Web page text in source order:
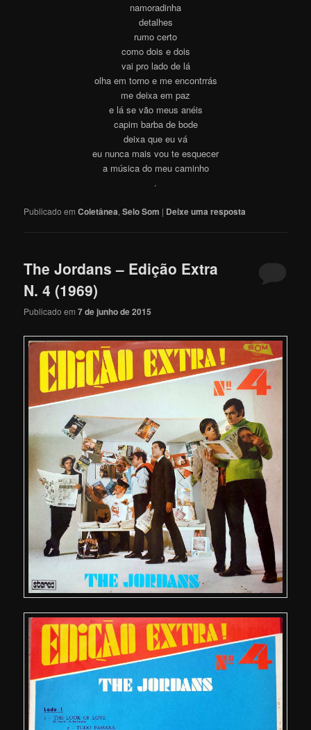
namoradinha
detalhes
rumo certo
como dois e dois
vai pro lado de lá
olha em torno e me encontrrás
me deixa em paz
e lá se vão meus anéis
capim barba de bode
deixa que eu vá
eu nunca mais vou te esquecer
a música do meu caminho
.
Publicado em Coletânea,Selo Som | Deixe uma resposta
The Jordans – Edição Extra
N. 4 (1969)
Publicado em7 de junho de 2015